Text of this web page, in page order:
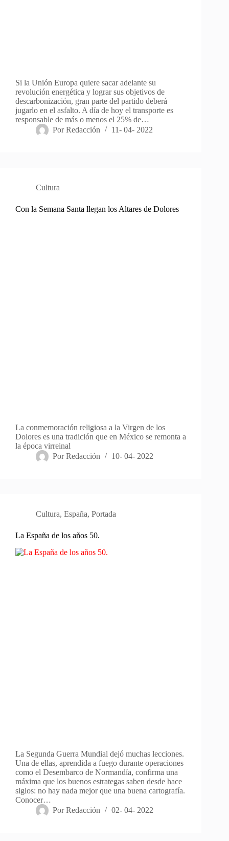
Si la Unión Europa quiere sacar adelante su
revolución energética y lograr sus objetivos de
descarbonización, gran parte del partido deberá
jugarlo en el asfalto. A día de hoy el transporte es
responsable de más o menos el 25% de…
Por Redacción 11- 04- 2022
Cultura
Con la Semana Santa llegan los Altares de Dolores
La conmemoración religiosa a la Virgen de los
Dolores es una tradición que en México se remonta a
la época virreinal
Por Redacción 10- 04- 2022
Cultura, España, Portada
La España de los años 50.
La Segunda Guerra Mundial dejó muchas lecciones.
Una de ellas, aprendida a fuego durante operaciones
como el Desembarco de Normandía, confirma una
máxima que los buenos estrategas saben desde hace
siglos: no hay nada mejor que una buena cartografía.
Conocer…
Por Redacción 02- 04- 2022